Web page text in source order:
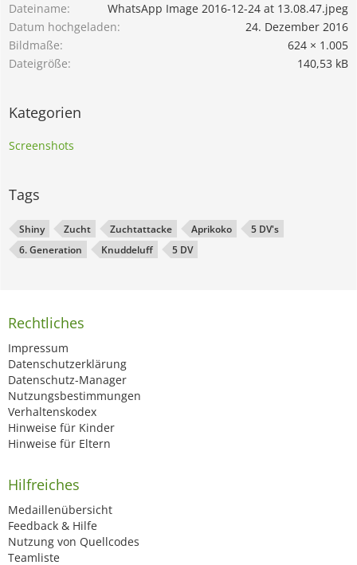
Dateiname
WhatsApp Image 2016-12-24 at 13.08.47.jpeg
Datum hochgeladen
24. Dezember 2016
Bildmaße
624 × 1.005
Dateigröße
140,53 kB
Kategorien
Screenshots
Tags
Shiny Zucht Zuchtattacke Aprikoko
5 DV's
6. Generation
Knuddeluff 5 DV
Rechtliches
Impressum
Datenschutzerklärung
Datenschutz-Manager
Nutzungsbestimmungen
Verhaltenskodex
Hinweise für Kinder
Hinweise für Eltern
Hilfreiches
Medaillenübersicht
Feedback & Hilfe
Nutzung von Quellcodes
Teamliste